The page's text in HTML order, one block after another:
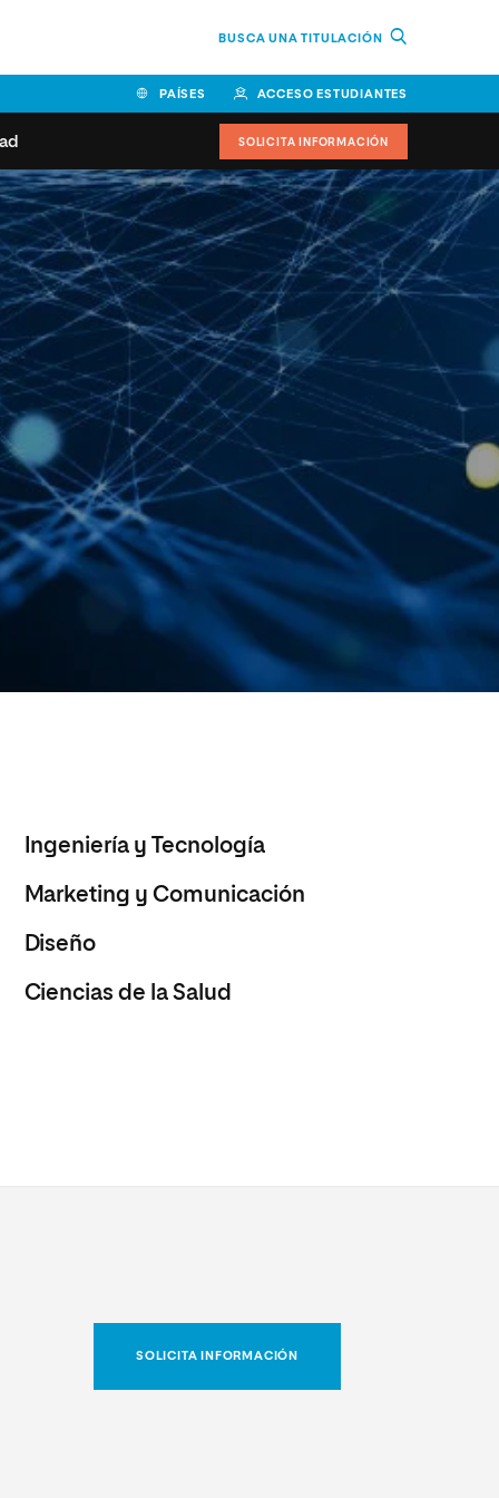
BUSCA UNA TITULACIÓN
PAÍSES
CANADÁ
COLOMBIA COSTA RICA
EL SALVADOR ESPAÑA
HONDURAS GUATEMALA
NICARAGUA PANAMÁ
PERÚ REPÚBLICA DOMINICANA
VENEZUELA
ACCESO ESTUDIANTES
de estudiantesActualidad
SOLICITA INFORMACIÓN
Ingeniería y Tecnología
Marketing y Comunicación
Diseño
Ciencias de la Salud
SOLICITA INFORMACIÓN